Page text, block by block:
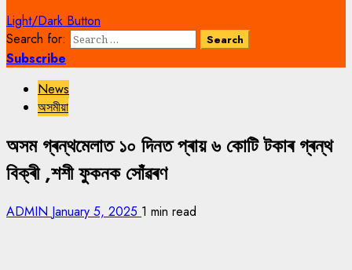
Light/Dark Button
Search for:
Subscribe
News
অসমীয়া
অসম গ্ৰন্থমেলাত ১০ দিনত প্ৰায় ৬ কোটি টকাৰ গ্ৰন্থ
বিক্ৰী ,শশী ফুকনক সোঁৱৰণ
ADMIN January 5, 2025 1 min read